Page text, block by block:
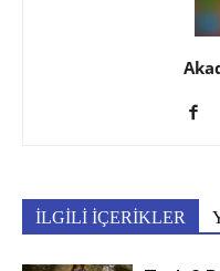
İLGİLİ İÇERİKLER